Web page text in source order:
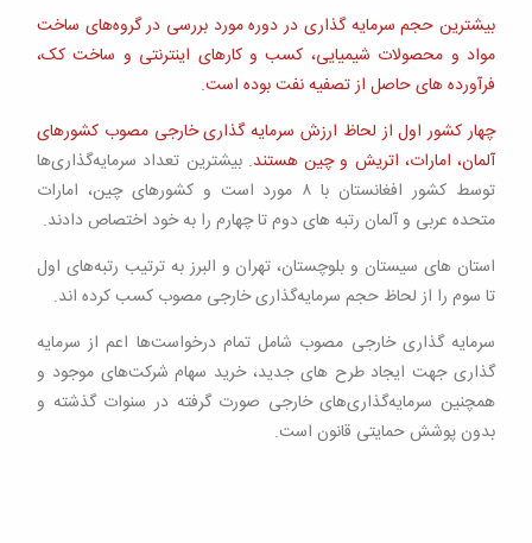
بیشترین حجم سرمایه گذاری در دوره مورد بررسی در گروه‌های ساخت
مواد و محصولات شیمیایی، کسب و کارهای اینترنتی و ساخت کک،
فرآورده های حاصل از تصفیه نفت بوده است.
چهار کشور اول از لحاظ ارزش سرمایه گذاری خارجی مصوب کشورهای
آلمان، امارات، اتریش و چین هستند. بیشترین تعداد سرمایه‌گذاری‌ها
توسط کشور افغانستان با ۸ مورد است و کشورهای چین، امارات
متحده عربی و آلمان رتبه های دوم تا چهارم را به خود اختصاص دادند.
استان های سیستان و بلوچستان، تهران و البرز به ترتیب رتبه‌های اول
تا سوم را از لحاظ حجم سرمایه‌گذاری خارجی مصوب کسب کرده اند.
سرمایه گذاری خارجی مصوب شامل تمام درخواست‌ها اعم از سرمایه
گذاری جهت ایجاد طرح های جدید، خرید سهام شرکت‌های موجود و
همچنین سرمایه‌گذاری‌های خارجی صورت گرفته در سنوات گذشته و
بدون پوشش حمایتی قانون است.